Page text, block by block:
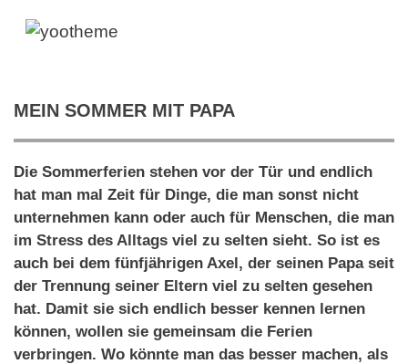
MEIN SOMMER MIT PAPA
Die Sommerferien stehen vor der Tür und endlich
hat man mal Zeit für Dinge, die man sonst nicht
unternehmen kann oder auch für Menschen, die man
im Stress des Alltags viel zu selten sieht. So ist es
auch bei dem fünfjährigen Axel, der seinen Papa seit
der Trennung seiner Eltern viel zu selten gesehen
hat. Damit sie sich endlich besser kennen lernen
können, wollen sie gemeinsam die Ferien
verbringen. Wo könnte man das besser machen, als